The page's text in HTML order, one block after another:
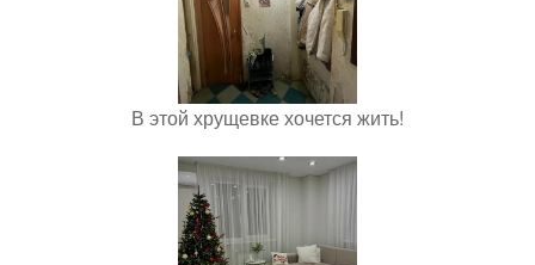
В этой хрущевке хочется жить!